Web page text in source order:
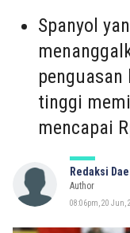
Spanyol
tinggi
mencapai
Redaksi
Author
08:06pm, 20 Jun,